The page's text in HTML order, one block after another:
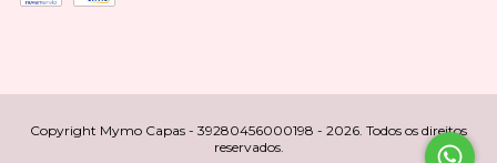
Copyright Mymo Capas - 39280456000198 - 2026. Todos os direitos
reservados.